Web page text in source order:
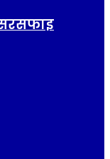
सरसफाइ